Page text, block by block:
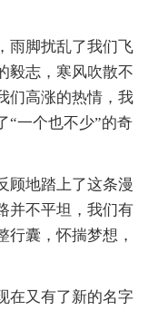
雨脚扰乱了我们飞
毅志，寒风吹散不
们高涨的热情，我
“一个也不少”的奇
顾地踏上了这条漫
并不平坦，我们有
行囊，怀揣梦想，
在又有了新的名字